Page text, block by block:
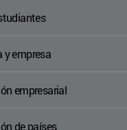
y empresa
empresarial
de países